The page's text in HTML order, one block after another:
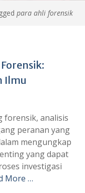
para ahli forensik
Ilmu
forensik, analisis
peranan yang
mengungkap
yang dapat
investigasi
More …